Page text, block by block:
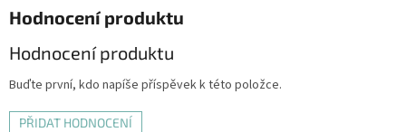
Hodnocení produktu
Hodnocení produktu
Buďte první, kdo napíše příspěvek k této položce.
PŘIDAT HODNOCENÍ